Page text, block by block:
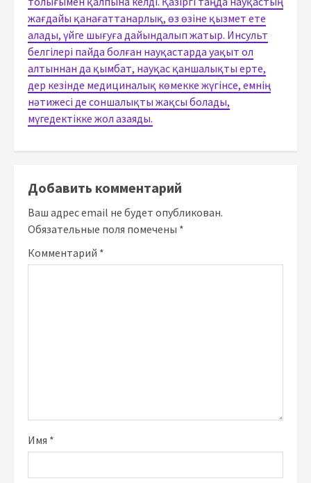
жағдайы қанағаттанарлық, өз өзіне қызмет ете
алады, үйге шығуға дайындалып жатыр. Инсульт
белгілері пайда болған науқастарда уақыт ол
алтыннан да қымбат, науқас қаншалықты ерте,
дер кезінде медициналық көмекке жүгінсе, емнің
нәтижесі де соншалықты жақсы болады,
мүгедектікке жол азаяды.
Добавить комментарий
Ваш адрес email не будет опубликован.
Обязательные поля помечены *
Комментарий *
Имя *